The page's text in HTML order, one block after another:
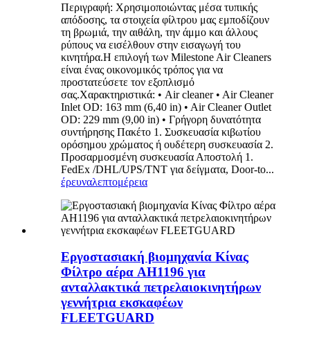
Περιγραφή: Χρησιμοποιώντας μέσα τυπικής
απόδοσης, τα στοιχεία φίλτρου μας εμποδίζουν
τη βρωμιά, την αιθάλη, την άμμο και άλλους
ρύπους να εισέλθουν στην εισαγωγή του
κινητήρα.Η επιλογή των Milestone Air Cleaners
είναι ένας οικονομικός τρόπος για να
προστατεύσετε τον εξοπλισμό
σας.Χαρακτηριστικά: • Air cleaner • Air Cleaner
Inlet OD: 163 mm (6,40 in) • Air Cleaner Outlet
OD: 229 mm (9,00 in) • Γρήγορη δυνατότητα
συντήρησης Πακέτο 1. Συσκευασία κιβωτίου
ορόσημου χρώματος ή ουδέτερη συσκευασία 2.
Προσαρμοσμένη συσκευασία Αποστολή 1.
FedEx /DHL/UPS/TNT για δείγματα, Door-to...
έρευναλεπτομέρεια
Εργοστασιακή βιομηχανία Κίνας
Φίλτρο αέρα AH1196 για
ανταλλακτικά πετρελαιοκινητήρων
γεννήτρια εκσκαφέων
FLEETGUARD